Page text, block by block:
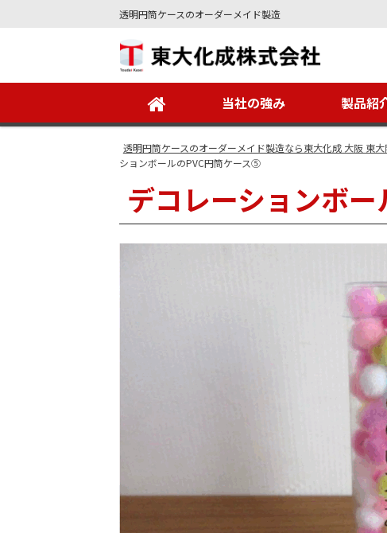
透明円筒ケースのオーダーメイド製造
当社の強み 製品紹
透明円筒ケースのオーダーメイド製造なら東大化成 大阪 東大
ションボールのPVC円筒ケース⑤
デコレーションボ